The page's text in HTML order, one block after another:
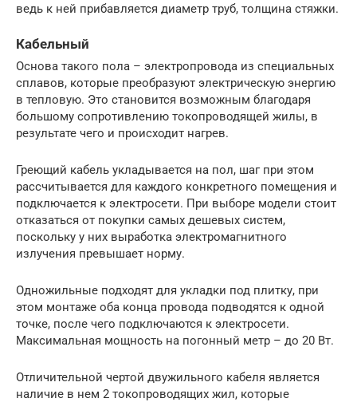
ведь к ней прибавляется диаметр труб, толщина стяжки.
Кабельный
Основа такого пола – электропровода из специальных
сплавов, которые преобразуют электрическую энергию
в тепловую. Это становится возможным благодаря
большому сопротивлению токопроводящей жилы, в
результате чего и происходит нагрев.
Греющий кабель укладывается на пол, шаг при этом
рассчитывается для каждого конкретного помещения и
подключается к электросети. При выборе модели стоит
отказаться от покупки самых дешевых систем,
поскольку у них выработка электромагнитного
излучения превышает норму.
Одножильные подходят для укладки под плитку, при
этом монтаже оба конца провода подводятся к одной
точке, после чего подключаются к электросети.
Максимальная мощность на погонный метр – до 20 Вт.
Отличительной чертой двужильного кабеля является
наличие в нем 2 токопроводящих жил, которые